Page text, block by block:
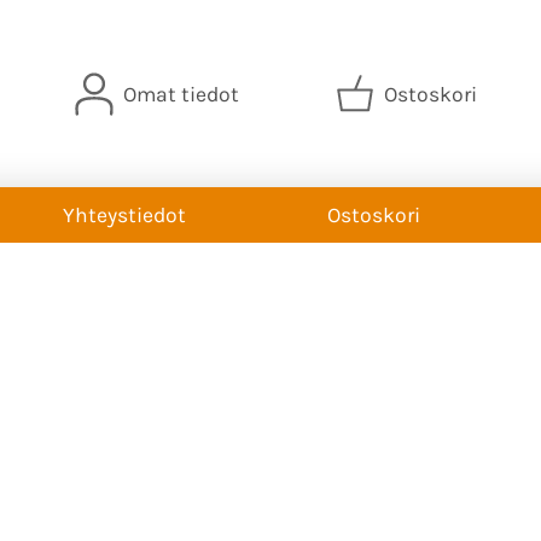
Omat tiedot Ostoskori
Yhteystiedot Ostoskori